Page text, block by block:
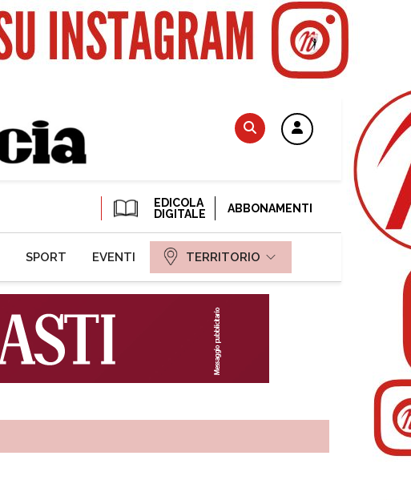
EDICOLA
DIGITALE
ABBONAMENTI
SPORT EVENTI TERRITORIO